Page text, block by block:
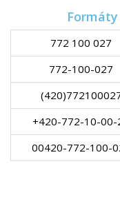
Formáty
772 100 027
772-100-027
+420-772-10-00-
00420-772-100-